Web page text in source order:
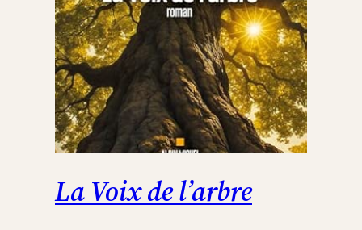
La Voix de l’arbre